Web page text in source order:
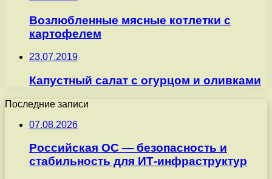
Возлюбленные мясные котлетки с
картофелем
23.07.2019
Капустный салат с огурцом и оливками
Последние записи
07.08.2026
Российская ОС — безопасность и
стабильность для ИТ-инфраструктур